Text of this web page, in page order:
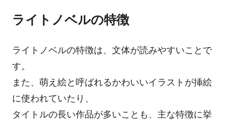
ライトノベルの特徴
ライトノベルの特徴は、文体が読みやすいことで
す。
また、萌え絵と呼ばれるかわいいイラストが挿絵
に使われていたり、
タイトルの長い作品が多いことも、主な特徴に挙